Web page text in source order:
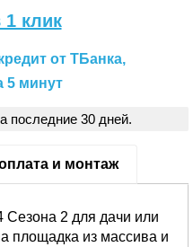
1 клик
от ТБанка,
5 минут
последние 30 дней.
и монтаж
2 для дачи или
площадка из массива и